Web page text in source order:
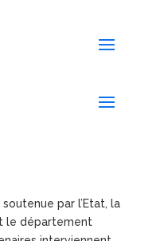
par l’Etat, la
le département